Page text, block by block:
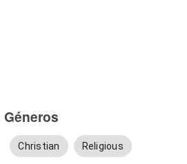
Géneros
Christian Religious